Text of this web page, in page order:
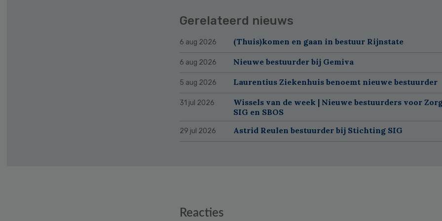
Gerelateerd nieuws
6 aug 2026 (Thuis)komen en gaan in bestuur Rijnstate
6 aug 2026 Nieuwe bestuurder bij Gemiva
5 aug 2026 Laurentius Ziekenhuis benoemt nieuwe bestuurder
31 jul 2026
Wissels van de week | Nieuwe bestuurders voor
SIG en SBOS
29 jul 2026 Astrid Reulen bestuurder bij Stichting SIG
Reacties